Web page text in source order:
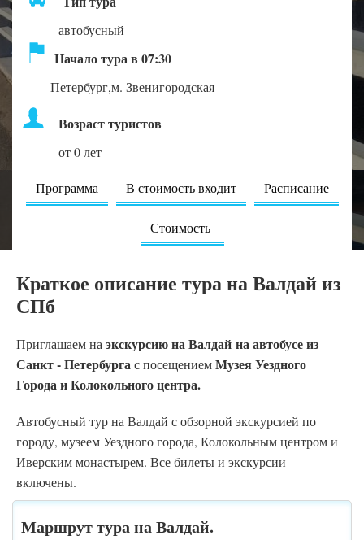
автобусный
Начало тура в 07:30
Петербург,м. Звенигородская
Возраст туристов
от 0 лет
Программа В стоимость входит Расписание
Стоимость
Краткое описание тура на Валдай из
СПб
Приглашаем на экскурсию на Валдай на автобусе из
Санкт - Петербургас посещениемМузея Уездного
Города иКолокольного центра.
Автобусный тур на Валдай с обзорной экскурсией по
городу, музеем Уездного города, Колокольным центром и
Иверским монастырем. Все билеты и экскурсии
включены.
Маршрут тура на Валдай.